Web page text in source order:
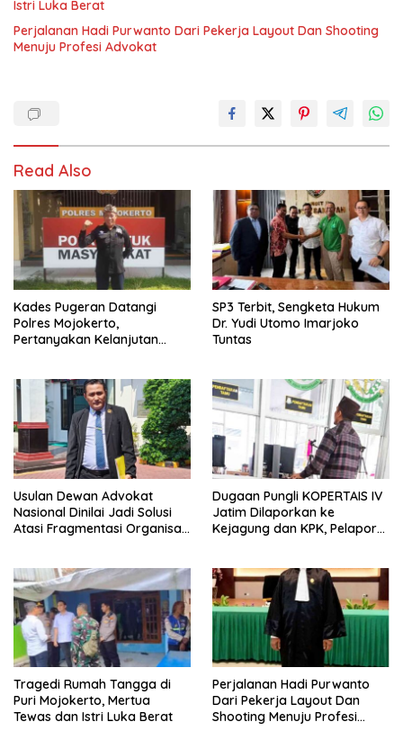
Istri Luka Berat
Perjalanan Hadi Purwanto Dari Pekerja Layout Dan Shooting
Menuju Profesi Advokat
Read Also
Kades Pugeran Datangi
Polres Mojokerto,
Pertanyakan Kelanjutan
SP3 Terbit, Sengketa Hukum
Dr. Yudi Utomo Imarjoko
Tuntas
Usulan Dewan Advokat
Nasional Dinilai Jadi Solusi
Atasi Fragmentasi Organisasi
Dugaan Pungli KOPERTAIS IV
Jatim Dilaporkan ke
Kejagung dan KPK, Pelapor
Tragedi Rumah Tangga di
Puri Mojokerto, Mertua
Tewas dan Istri Luka Berat
Perjalanan Hadi Purwanto
Dari Pekerja Layout Dan
Shooting Menuju Profesi